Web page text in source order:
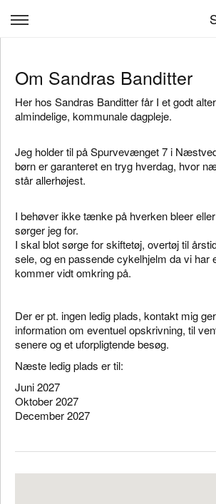
Personale
Vores Hverdag
Log ind
Om Sandras Banditter
Her hos Sandras Banditter får I et godt
almindelige, kommunale dagpleje.
Jeg holder til på Spurvevænget 7 i
børn er garanteret en tryg hverdag, hvor
står allerhøjest.
I behøver ikke tænke på hverken bleer
sørger jeg for.
I skal blot sørge for skiftetøj, overtøj til
sele, og en passende cykelhjelm da vi har
kommer vidt omkring på.
Der er pt. ingen ledig plads, kontakt mig
information om eventuel opskrivning, til
senere og et uforpligtende besøg.
Næste ledig plads er til:
Juni 2027
Oktober 2027
December 2027